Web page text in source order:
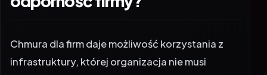
infrastruktury, której organizacja nie musi
samodzielnie budować i utrzymywać. To ważne